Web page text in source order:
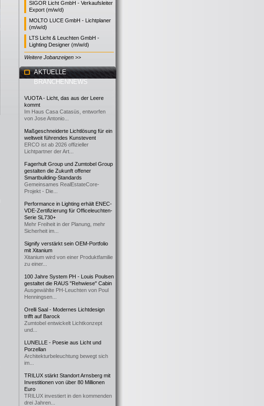
SIGOR Licht GmbH - Verkaufsleiter
Export (m/w/d)
MOLTO LUCE GmbH - Lichtplaner
(m/w/d)
LTS Licht & Leuchten GmbH -
Lighting Designer (m/w/d)
Weitere Jobanzeigen >>
AKTUELLE
BRANCHENNEWS
VUOTA - Licht, das aus der Leere
kommt
Im Haus Casa Catasüs, entworfen
von Jose Antonio...
Maßgeschneiderte Lichtlösung für ein
weltweit führendes Kunstevent
ERCO ist ab 2026 offizieller
Lichtpartner der Art...
Fagerhult Group und Zumtobel Group
gestalten die Zukunft offener
Smartbuilding-Standards
Gemeinsames RealEstateCore-
Projekt - Die...
Performance in Lighting erhält ENEC-
VDE-Zertifizierung für Officeleuchten-
Serie SL730+
Mehr Freiheit in der Planung, mehr
Sicherheit im...
Signify verstärkt sein OEM-Portfolio
mit Xitanium
Xitanium wird von einer Produktfamilie
zu einer...
100 Jahre System PH - Louis Poulsen
gestaltet die RAUS "Rehwiese" Cabin
Ausgewählte PH-Leuchten von Poul
Henningsen...
Orelli Saal - Modernes Lichtdesign
trifft auf Barock
Zumtobel entwickelt Lichtkonzept
und...
LUNELLE - Poesie aus Licht und
Porzellan
Architekturbeleuchtung bewegt sich
im...
TRILUX stärkt Standort Arnsberg mit
Investitionen von über 80 Millionen
Euro
TRILUX investiert in den kommenden
drei Jahren...